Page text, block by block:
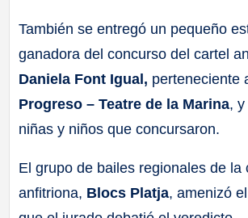
También se entregó un pequeño
ganadora del concurso del cartel
Daniela Font Igual, perteneciente
Progreso – Teatre de la Marina,
niñas y niños que concursaron.
El grupo de bailes regionales de la
anfitriona, Blocs Platja, amenizó